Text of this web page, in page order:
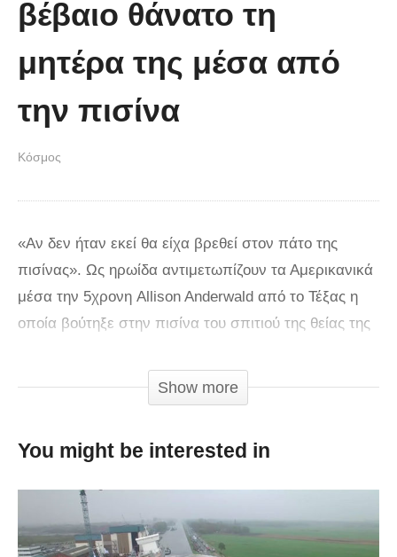
Οι 5 Γιατροί Κρύφτηκαν πίσω από
όταν έπεσε απλά ΔΕΝ περιγράφεται!
βέβαιο θάνατο τη
μητέρα της μέσα από
την πισίνα
Κόσμος
«Αν δεν ήταν εκεί θα είχα βρεθεί στον πάτο της
πισίνας». Ως ηρωίδα αντιμετωπίζουν τα Αμερικανικά
μέσα την 5χρονη Allison Anderwald από το Τέξας η
οποία βούτηξε στην πισίνα του σπιτιού της θείας της
τις αισθήσεις μέσα στο νερό. Το περιστατικό συνέβη
την περασμένη Παρασκευή την ώρα που η 34χρονη
έπιασε κρίση με αποτέλεσμα να μείνει αναίσθητη
«Δεν θέλω να σκέφτομαι τι θα είχε συμβεί αν δεν
Show more
You might be interested in